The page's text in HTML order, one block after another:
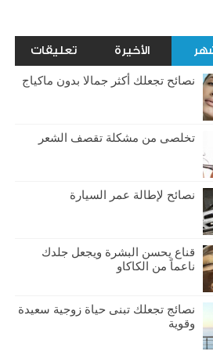
الأخيرة تعليقات
نصائح تجعلك أكثر جمالا بدون ماكياج
تخلصى من مشكلة تقصف الشعر
نصائح لإطالة عمر السيارة
قناع يحسن البشرة ويجعل جلدك
ناعماً من الكاكاو
نصائج تجعلك تبنى حياة زوجية سعيدة
وقوية